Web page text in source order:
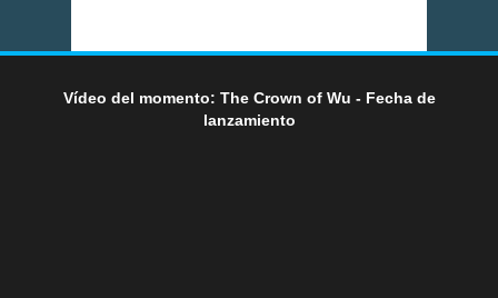
Vídeo del momento: The Crown of Wu - Fecha de
lanzamiento